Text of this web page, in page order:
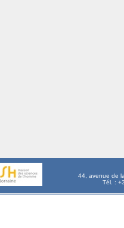
44, avenue de
Tél. :